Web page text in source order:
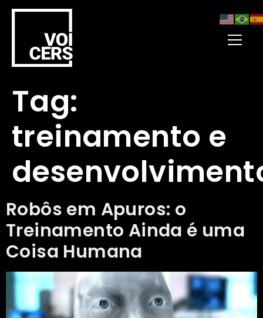
Tag:
treinamento e
Robôs em Apuros: o
Treinamento Ainda é uma
Coisa Humana